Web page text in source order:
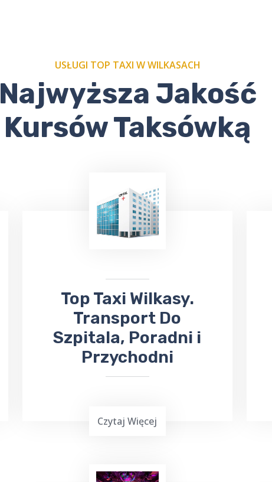
USŁUGI TOP TAXI W WILKASACH
Najwyższa Jakość
Kursów Taksówką
​Top Taxi Wilkasy.
Transport Do
Szpitala, Poradni i
Przychodni
Czytaj Więcej